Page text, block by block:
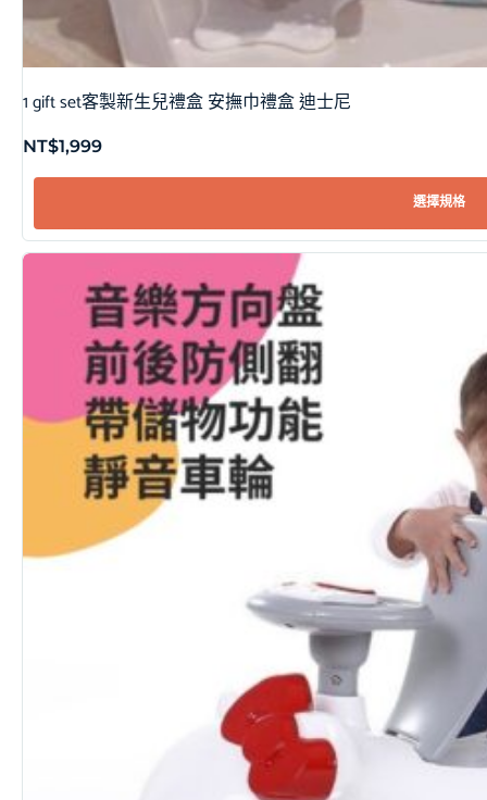
1 gift set客製新生兒禮盒 安撫巾禮盒 迪士尼
NT$1,999
選擇規格